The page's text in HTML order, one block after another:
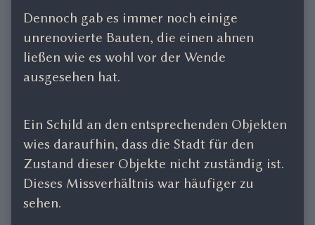
Dennoch gab es immer noch einige
unrenovierte Bauten, die einen ahnen
ließen wie es wohl vor der Wende
ausgesehen hat.
Ein Schild an den entsprechenden Objekten
wies daraufhin, dass die Stadt für den
Zustand dieser Objekte nicht zuständig ist.
Dieses Missverhältnis war häufiger zu
sehen.